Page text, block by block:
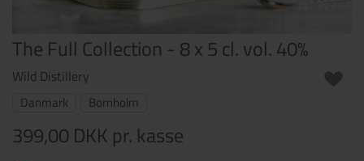
The Full Collection - 8 x 5 cl. vol. 40%
Wild Distillery
Danmark Bornholm
399,00 DKK pr. kasse